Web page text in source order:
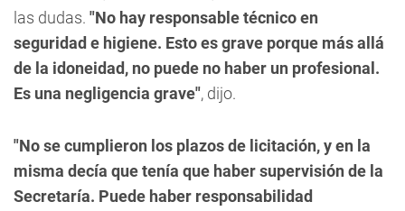
las dudas. "No hay responsable técnico en
seguridad e higiene. Esto es grave porque más allá
de la idoneidad, no puede no haber un profesional.
Es una negligencia grave", dijo.
"No se cumplieron los plazos de licitación, y en la
misma decía que tenía que haber supervisión de la
Secretaría. Puede haber responsabilidad